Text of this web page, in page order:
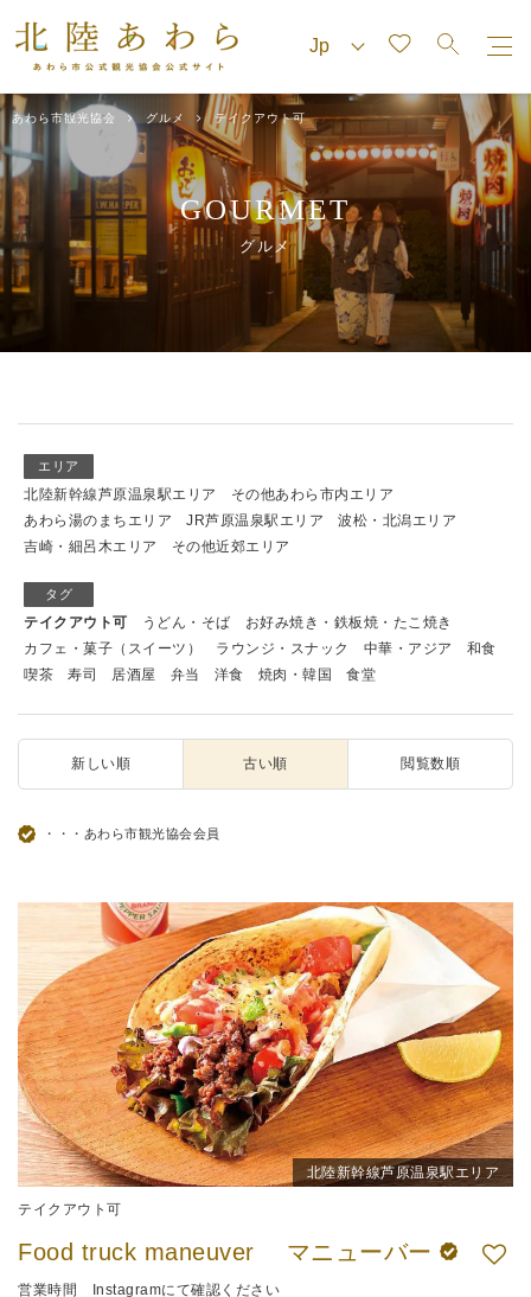
あわら市観光協会 グルメ テイクアウト可
GOURMET
グルメ
エリア
北陸新幹線芦原温泉駅エリア
その他あわら市内エリア
あわら湯のまちエリア
JR芦原温泉駅エリア
波松・北潟エリア
吉崎・細呂木エリア
その他近郊エリア
タグ
テイクアウト可 うどん・そば
お好み焼き・鉄板焼・たこ焼き
カフェ・菓子（スイーツ）
ラウンジ・スナック 中華・アジア
和食
喫茶
寿司 居酒屋 弁当 洋食 焼肉・韓国 食堂
新しい順 古い順 閲覧数順
・・・あわら市観光協会会員
北陸新幹線芦原温泉駅エリア
テイクアウト可
Food truck maneuver マニューバー
営業時間 Instagramにて確認ください